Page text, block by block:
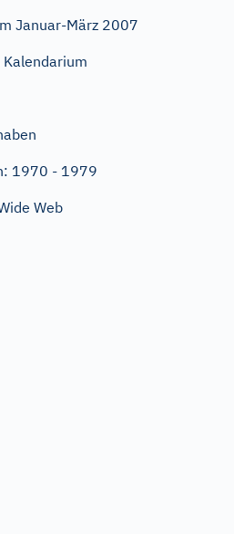
Januar-März 2007
1970 - 1979
Web